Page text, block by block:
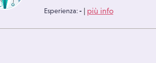
Esperienza:-| più info